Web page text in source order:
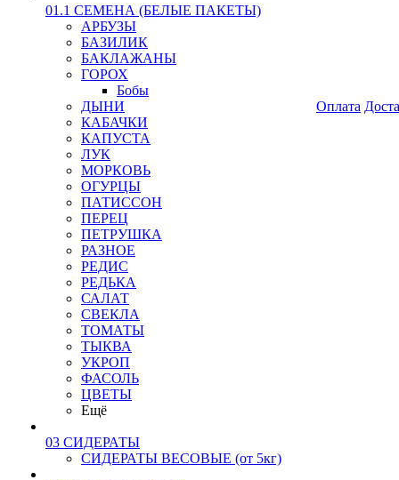
01.1 СЕМЕНА (БЕЛЫЕ ПАКЕТЫ)
АРБУЗЫ
БАЗИЛИК
БАКЛАЖАНЫ
ГОРОХ
Бобы
ДЫНИ
КАБАЧКИ
КАПУСТА
ЛУК
МОРКОВЬ
ОГУРЦЫ
ПАТИССОН
ПЕРЕЦ
ПЕТРУШКА
РАЗНОЕ
РЕДИС
РЕДЬКА
САЛАТ
СВЕКЛА
ТОМАТЫ
ТЫКВА
УКРОП
ФАСОЛЬ
ЦВЕТЫ
Ещё
03 СИДЕРАТЫ
СИДЕРАТЫ ВЕСОВЫЕ (от 5кг)
Оплата